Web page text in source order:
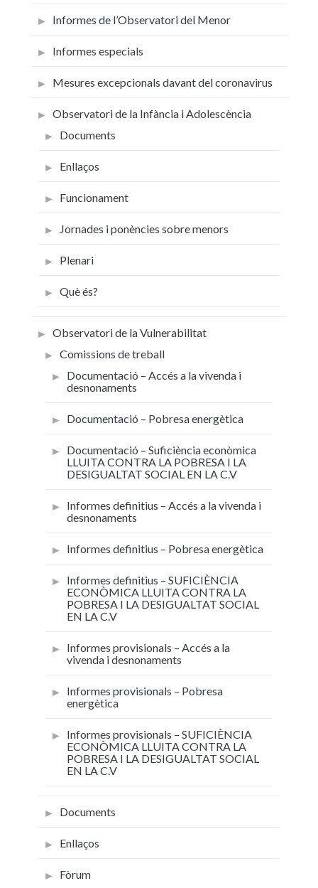
Informes de l’Observatori del Menor
Informes especials
Mesures excepcionals davant del coronavirus
Observatori de la Infància i Adolescència
Documents
Enllaços
Funcionament
Jornades i ponències sobre menors
Plenari
Què és?
Observatori de la Vulnerabilitat
Comissions de treball
Documentació – Accés a la vivenda i
desnonaments
Documentació – Pobresa energètica
Documentació – Suficiència econòmica
LLUITA CONTRA LA POBRESA I LA
DESIGUALTAT SOCIAL EN LA C.V
Informes definitius – Accés a la vivenda i
desnonaments
Informes definitius – Pobresa energètica
Informes definitius – SUFICIÈNCIA
ECONÒMICA LLUITA CONTRA LA
POBRESA I LA DESIGUALTAT SOCIAL
EN LA C.V
Informes provisionals – Accés a la
vivenda i desnonaments
Informes provisionals – Pobresa
energètica
Informes provisionals – SUFICIÈNCIA
ECONÒMICA LLUITA CONTRA LA
POBRESA I LA DESIGUALTAT SOCIAL
EN LA C.V
Documents
Enllaços
Fòrum